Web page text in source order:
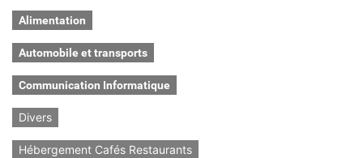
Alimentation
Automobile et transports
Communication Informatique
Divers
Hébergement Cafés Restaurants